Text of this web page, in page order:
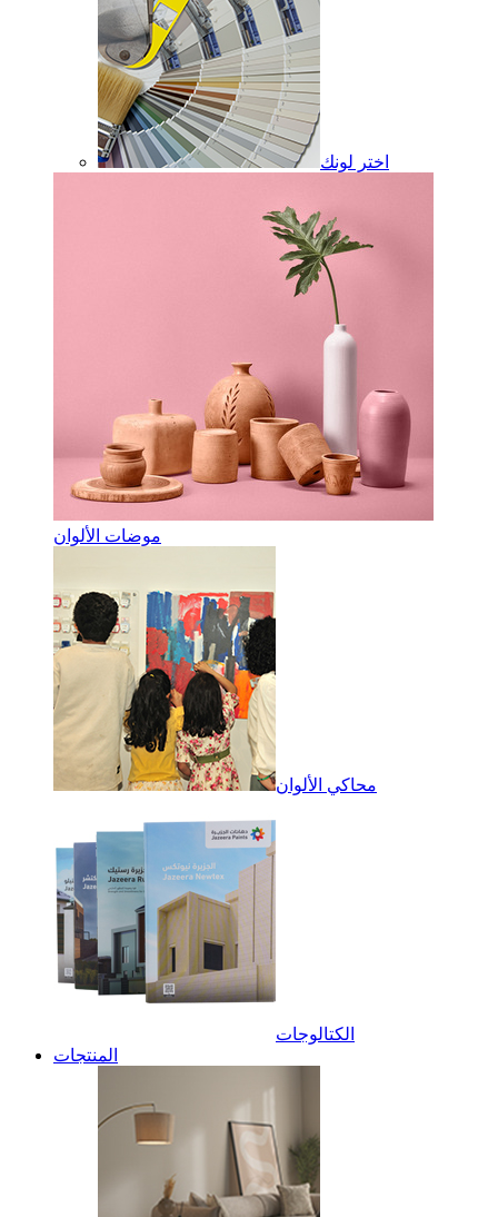
اختر لونك
موضات الألوان
محاكي الألوان
الكتالوجات
المنتجات